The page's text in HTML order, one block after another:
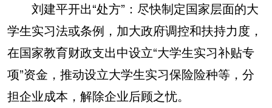
刘建平开出“处方”：尽快制定国家层面的大
学生实习法或条例，加大政府调控和扶持力度，
在国家教育财政支出中设立“大学生实习补贴专
项”资金，推动设立大学生实习保险险种等，分
担企业成本，解除企业后顾之忧。